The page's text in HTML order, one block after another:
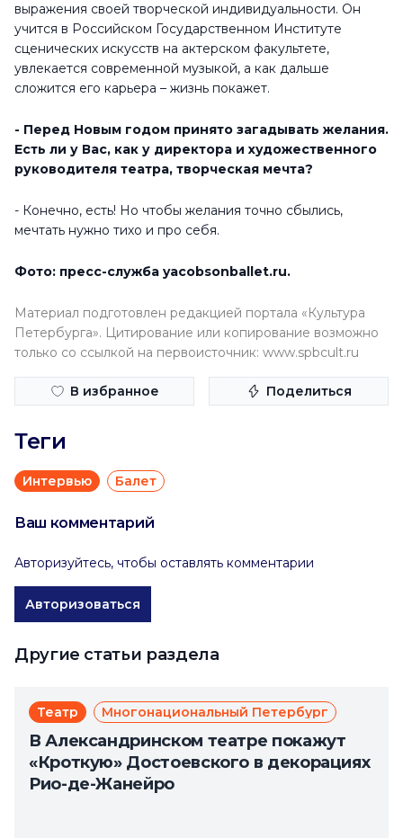
выражения своей творческой индивидуальности. Он
учится в Российском Государственном Институте
сценических искусств на актерском факультете,
увлекается современной музыкой, а как дальше
сложится его карьера – жизнь покажет.
- Перед Новым годом принято загадывать желания.
Есть ли у Вас, как у директора и художественного
руководителя театра, творческая мечта?
- Конечно, есть! Но чтобы желания точно сбылись,
мечтать нужно тихо и про себя.
Фото: пресс-служба yacobsonballet.ru.
Материал подготовлен редакцией портала «Культура
Петербурга». Цитирование или копирование возможно
только со ссылкой на первоисточник: www.spbcult.ru
В избранное Поделиться
Теги
Интервью Балет
Ваш комментарий
Авторизуйтесь, чтобы оставлять комментарии
Авторизоваться
Другие статьи раздела
Театр Многонациональный Петербург
В Александринском театре покажут
«Кроткую» Достоевского в декорациях
Рио-де-Жанейро